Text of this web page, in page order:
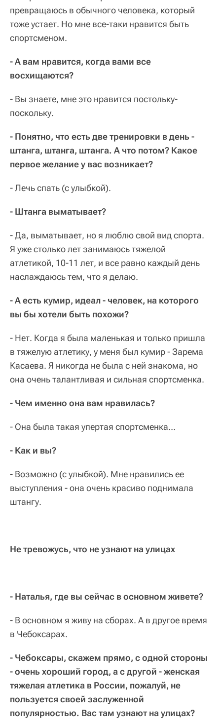
превращаюсь в обычного человека, который
тоже устает. Но мне все-таки нравится быть
спортсменом.
- А вам нравится, когда вами все
восхищаются?
- Вы знаете, мне это нравится постольку-
поскольку.
- Понятно, что есть две тренировки в день -
штанга, штанга, штанга. А что потом? Какое
первое желание у вас возникает?
- Лечь спать (с улыбкой).
- Штанга выматывает?
- Да, выматывает, но я люблю свой вид спорта.
Я уже столько лет занимаюсь тяжелой
атлетикой, 10-11 лет, и все равно каждый день
наслаждаюсь тем, что я делаю.
- А есть кумир, идеал - человек, на которого
вы бы хотели быть похожи?
- Нет. Когда я была маленькая и только пришла
в тяжелую атлетику, у меня был кумир - Зарема
Касаева. Я никогда не была с ней знакома, но
она очень талантливая и сильная спортсменка.
- Чем именно она вам нравилась?
- Она была такая упертая спортсменка…
- Как и вы?
- Возможно (с улыбкой). Мне нравились ее
выступления - она очень красиво поднимала
штангу.
Не тревожусь, что не узнают на улицах
- Наталья, где вы сейчас в основном живете?
- В основном я живу на сборах. А в другое время
в Чебоксарах.
- Чебоксары, скажем прямо, с одной стороны
- очень хороший город, а с другой - женская
тяжелая атлетика в России, пожалуй, не
пользуется своей заслуженной
популярностью. Вас там узнают на улицах?